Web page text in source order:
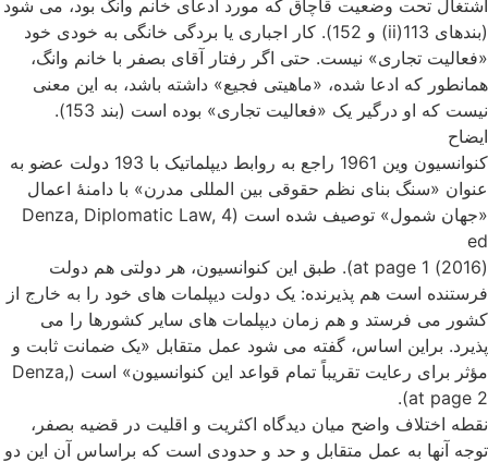
اشتغال تحت وضعیت قاچاق که مورد ادعای خانم وانگ بود، می شود
(بندهای 113(ii) و 152). کار اجباری یا بردگی خانگی به خودی خود
«فعالیت تجاری» نیست. حتی اگر رفتار آقای بصفر با خانم وانگ،
همانطور که ادعا شده، «ماهیتی فجیع» داشته باشد، به این معنی
نیست که او درگیر یک «فعالیت تجاری» بوده است (بند 153).
ایضاح
کنوانسیون وین 1961 راجع به روابط دیپلماتیک با 193 دولت عضو به
عنوان «سنگ بنای نظم حقوقی بین المللی مدرن» با دامنۀ اعمال
«جهان شمول» توصیف شده است (Denza, Diplomatic Law, 4
ed
(2016) at page 1). طبق این کنوانسیون، هر دولتی هم دولت
فرستنده است هم پذیرنده: یک دولت دیپلمات های خود را به خارج از
کشور می فرستد و هم زمان دیپلمات های سایر کشورها را می
پذیرد. براین اساس، گفته می شود عمل متقابل «یک ضمانت ثابت و
مؤثر برای رعایت تقریباً تمام قواعد این کنوانسیون» است (Denza,
at page 2).
نقطه اختلاف واضح میان دیدگاه اکثریت و اقلیت در قضیه بصفر،
توجه آنها به عمل متقابل و حد و حدودی است که براساس آن این دو